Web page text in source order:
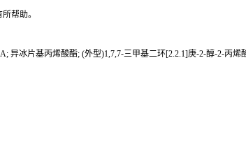
帮助。
冰片基丙烯酸酯; (外型)1,7,7-三甲基二环[2.2.1]庚-2-醇-2-丙烯